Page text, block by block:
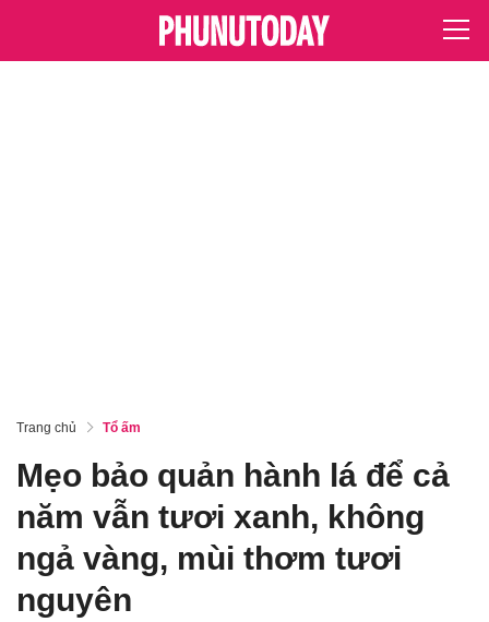
Trang chủ Tổ ấm
Mẹo bảo quản hành lá để cả
năm vẫn tươi xanh, không
ngả vàng, mùi thơm tươi
nguyên